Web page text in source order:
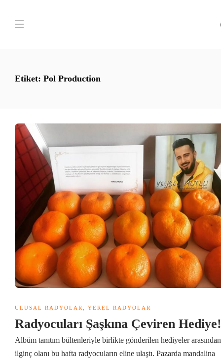
Etiket: Pol Production
ULUSAL RADYOLAR YEREL RADYOLAR
Radyocuları Şaşkına Çeviren
Albüm tanıtım bültenleriyle birlikte gönderilen hediyeler
ilginç olanı bu hafta radyocuların eline ulaştı. Pazarda mandalina